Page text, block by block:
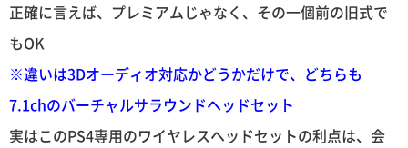
正確に言えば、プレミアムじゃなく、その一個前の旧式で
もOK
※違いは3Dオーディオ対応かどうかだけで、どちらも
7.1chのバーチャルサラウンドヘッドセット
実はこのPS4専用のワイヤレスヘッドセットの利点は、会